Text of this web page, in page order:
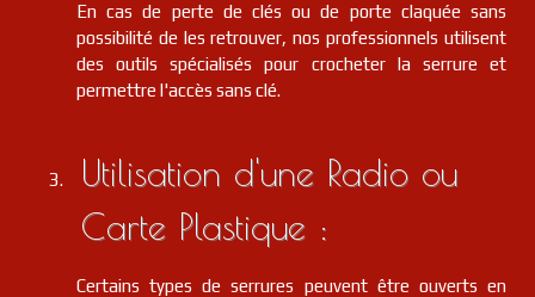
En cas de perte de clés ou de porte claquée sans
possibilité de les retrouver, nos professionnels utilisent
des outils spécialisés pour crocheter la serrure et
permettre l'accès sans clé.
Utilisation d'une Radio ou
Carte Plastique :
Certains types de serrures peuvent être ouverts en